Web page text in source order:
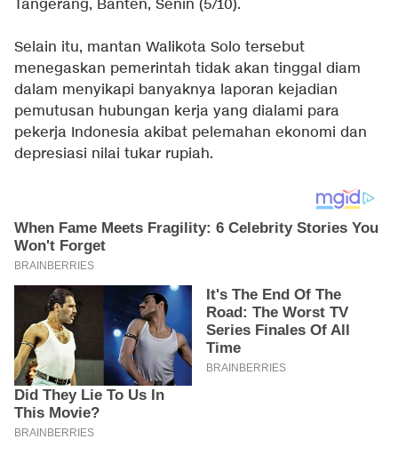
Tangerang, Banten, Senin (5/10).
Selain itu, mantan Walikota Solo tersebut
menegaskan pemerintah tidak akan tinggal diam
dalam menyikapi banyaknya laporan kejadian
pemutusan hubungan kerja yang dialami para
pekerja Indonesia akibat pelemahan ekonomi dan
depresiasi nilai tukar rupiah.